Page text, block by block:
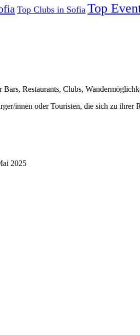
Top Clubs in Sofia Top
Restaurants, Clubs,
innen oder Touristen, die sich zu
2025